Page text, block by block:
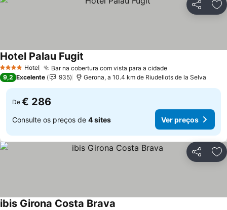
Partilhar
4 EstrelasHotel Bar na cobertura com vista para a cidade
Hotel Palau Fugit
9,2 Excelente 935 Gerona, a 10.4 km de Riudellots de la Selva
De € 286
Consulte os preços de 4 sites Ver preços
Partilhar
ibis Girona Costa Brava